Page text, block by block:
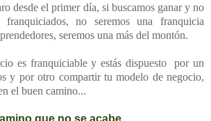
desde el primer día, si buscamos ganar y no
no seremos una franquicia
seremos una más del montón.
es franquiciable y estás dispuesto por un
y por otro compartir tu modelo de negocio,
el buen camino...
que no se acabe,